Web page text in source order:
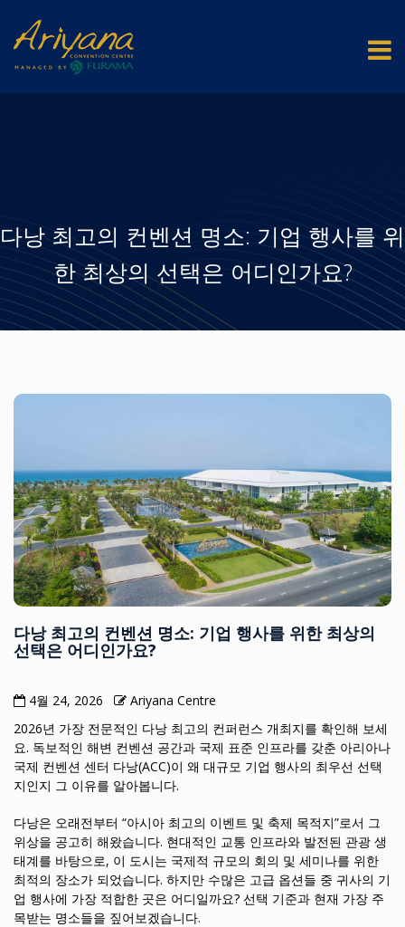
다낭 최고의 컨벤션 명소: 기업 행사를 위
한 최상의 선택은 어디인가요?
다낭 최고의 컨벤션 명소: 기업 행사를 위한 최상의
선택은 어디인가요?
4월 24, 2026
Ariyana Centre
2026년 가장 전문적인 다낭 최고의 컨퍼런스 개최지를 확인해 보세
요. 독보적인 해변 컨벤션 공간과 국제 표준 인프라를 갖춘 아리아나
국제 컨벤션 센터 다낭(ACC)이 왜 대규모 기업 행사의 최우선 선택
지인지 그 이유를 알아봅니다.
다낭은 오래전부터 “아시아 최고의 이벤트 및 축제 목적지”로서 그
위상을 공고히 해왔습니다. 현대적인 교통 인프라와 발전된 관광 생
태계를 바탕으로, 이 도시는 국제적 규모의 회의 및 세미나를 위한
최적의 장소가 되었습니다. 하지만 수많은 고급 옵션들 중 귀사의 기
업 행사에 가장 적합한 곳은 어디일까요? 선택 기준과 현재 가장 주
목받는 명소들을 짚어보겠습니다.